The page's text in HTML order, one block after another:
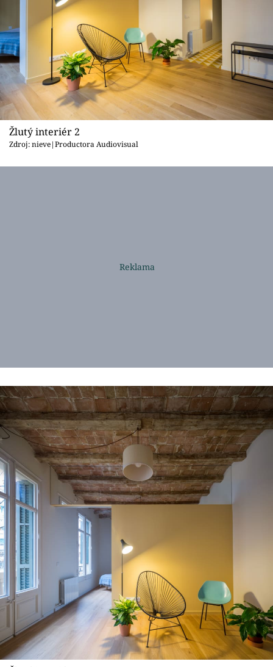
Žlutý interiér 2
Zdroj: nieve|Productora Audiovisual